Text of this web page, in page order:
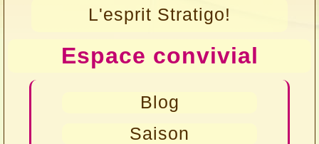
L'esprit Stratigo!
Espace convivial
Blog
Saison